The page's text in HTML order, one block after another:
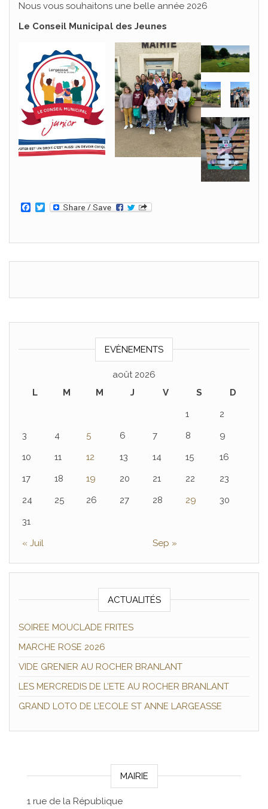
Nous vous souhaitons une belle année 2026
Le Conseil Municipal des Jeunes
F
b
o
T
t
r
EVÈNEMENTS
août 2026
L
M M J V S
D
1
2
3
4 5 6 7 8
9
10
11 12 13 14 15
16
17
18 19 20 21 22
23
24
25 26 27 28 29
30
31
« Juil
Sep »
ACTUALITÉS
SOIREE MOUCLADE FRITES
MARCHE ROSE 2026
VIDE GRENIER AU ROCHER BRANLANT
LES MERCREDIS DE L’ETE AU ROCHER BRANLANT
GRAND LOTO DE L’ECOLE ST ANNE LARGEASSE
MAIRIE
1 rue de la République